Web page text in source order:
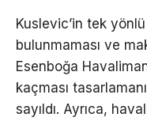
Kuslevic’in tek
bulunmaması ve
Esenboğa
kaçması
sayıldı. Ayrıca,